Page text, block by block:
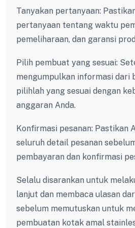
Tanyakan pertanyaan:
pertanyaan tentang waktu
pemeliharaan, dan garansi
Pilih pembuat yang sesuai:
mengumpulkan informasi dari
pilihlah yang sesuai dengan
anggaran Anda.
Konfirmasi pesanan: Pastikan
seluruh detail pesanan
pembayaran dan konfirmasi
Selalu disarankan untuk
lanjut dan membaca ulasan
sebelum memutuskan untuk
pembuatan kotak amal